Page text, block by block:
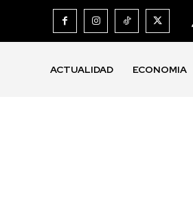
ACTUALIDAD ECONOMIA